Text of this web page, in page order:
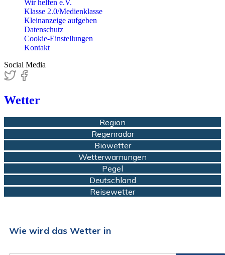
Wir helfen e.V.
Klasse 2.0/Medienklasse
Kleinanzeige aufgeben
Datenschutz
Cookie-Einstellungen
Kontakt
Social Media
Wetter
Region
Regenradar
Biowetter
Wetterwarnungen
Pegel
Deutschland
Reisewetter
Wie wird das Wetter in